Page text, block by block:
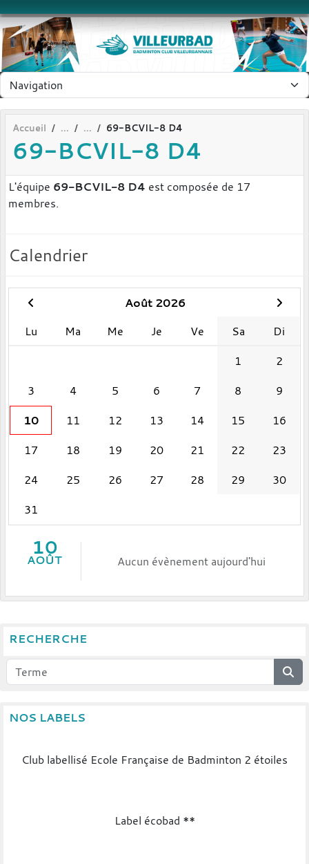
Accueil 69-BCVIL-8 D4
69-BCVIL-8 D4
L'équipe 69-BCVIL-8 D4 est composée de 17
membres.
Calendrier
Août 2026
Lu
Ma Me Je Ve Sa
Di
1
2
3
4 5 6 7 8
9
10
11 12 13 14 15
16
17
18 19 20 21 22
23
24
25 26 27 28 29
30
31
10
AOÛT Aucun évènement aujourd'hui
RECHERCHE
NOS LABELS
Club labellisé Ecole Française de Badminton 2 étoiles
Label écobad **